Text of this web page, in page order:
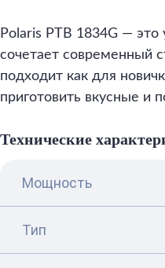
Polaris PTB 1834G —
сочетает современный
подходит как для
приготовить вкусные и
Технические
Мощность
Тип